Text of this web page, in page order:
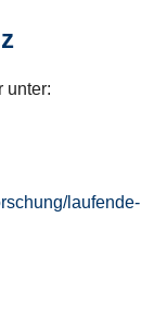
unter:
laufende-